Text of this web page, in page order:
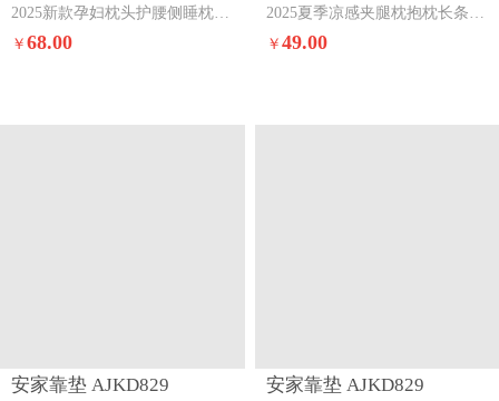
2025新款孕妇枕头护腰侧睡枕托腹枕侧卧糖果抱靠枕怀孕专用神器（有）调节孕妇枕-蓝色20*80cm
￥68.00
2025夏季凉感夹腿枕抱枕长条枕孕妇枕床头靠背靠垫跨境外贸【有】冬款-奶油黄
￥ 49.00
安家靠垫 AJKD829 安家靠垫 AJKD829